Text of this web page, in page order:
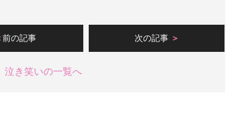
前の記事 次の記事
泣き笑いの一覧へ